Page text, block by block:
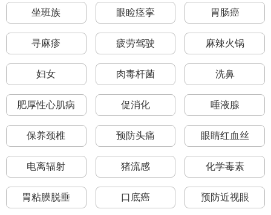
坐班族 眼睑痉挛 胃肠癌
寻麻疹 疲劳驾驶 麻辣火锅
妇女 肉毒杆菌 洗鼻
肥厚性心肌病 促消化 唾液腺
保养颈椎 预防头痛 眼睛红血丝
电离辐射 猪流感 化学毒素
胃粘膜脱垂 口底癌 预防近视眼